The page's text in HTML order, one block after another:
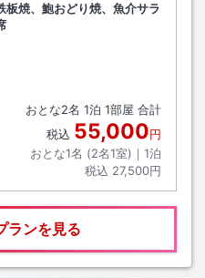
板焼、鮑おどり焼、魚介サラ
おとな2名 1泊 1部屋 合計
税込 55,000円
おとな1名 (2名1室)｜ 1泊
税込 27,500円
ランを見る